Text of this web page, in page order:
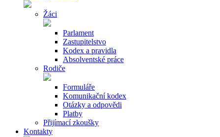
Žáci
Parlament
Zastupitelstvo
Kodex a pravidla
Absolventské práce
Rodiče
Formuláře
Komunikační kodex
Otázky a odpovědi
Platby
Přijímací zkoušky
Kontakty